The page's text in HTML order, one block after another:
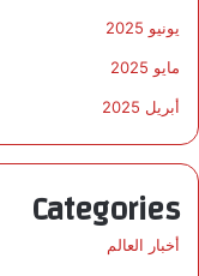
يونيو 2025
مايو 2025
أبريل 2025
Categories
أخبار العالم